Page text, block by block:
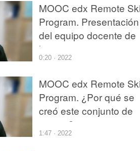
MOOC edx Remote
Program. Presentación
del equipo docente de
los cursos
0:20 · 2022
MOOC edx Remote
Program. ¿Por qué se
creó este conjunto de
cursos?
1:47 · 2022